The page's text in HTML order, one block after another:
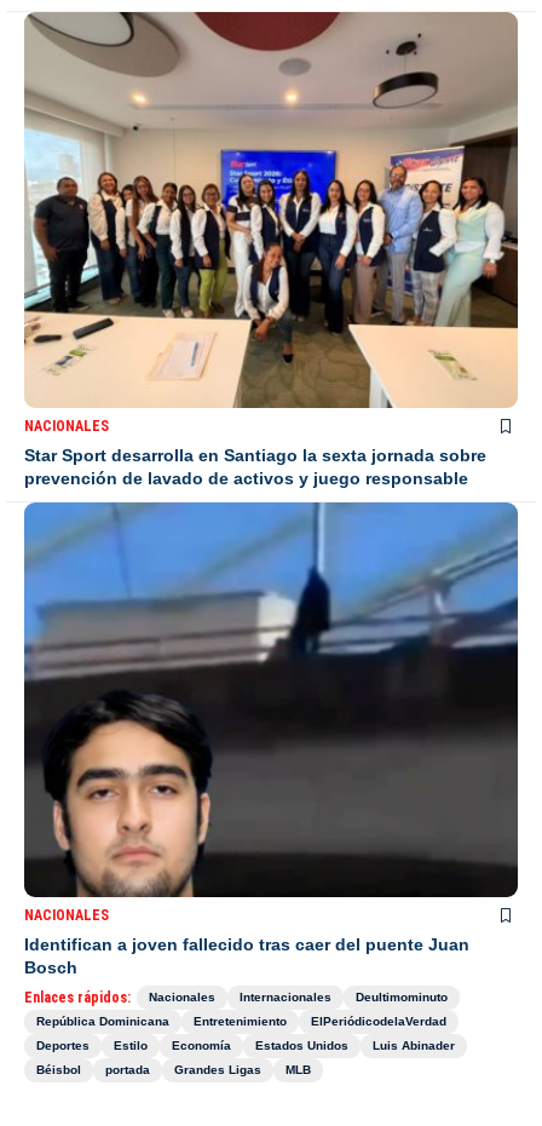
NACIONALES
Star Sport desarrolla en Santiago la sexta jornada sobre
prevención de lavado de activos y juego responsable
NACIONALES
Identifican a joven fallecido tras caer del puente Juan
Bosch
Enlaces rápidos: Nacionales Internacionales
Deultimominuto
República Dominicana
Entretenimiento
ElPeriódicodelaVerdad
Deportes
Estilo Economía Estados Unidos
Luis Abinader
Béisbol
portada Grandes Ligas MLB